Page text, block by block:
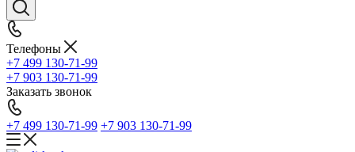
Телефоны
+7 499 130-71-99
+7 903 130-71-99
Заказать звонок
+7 499 130-71-99 +7 903 130-71-99